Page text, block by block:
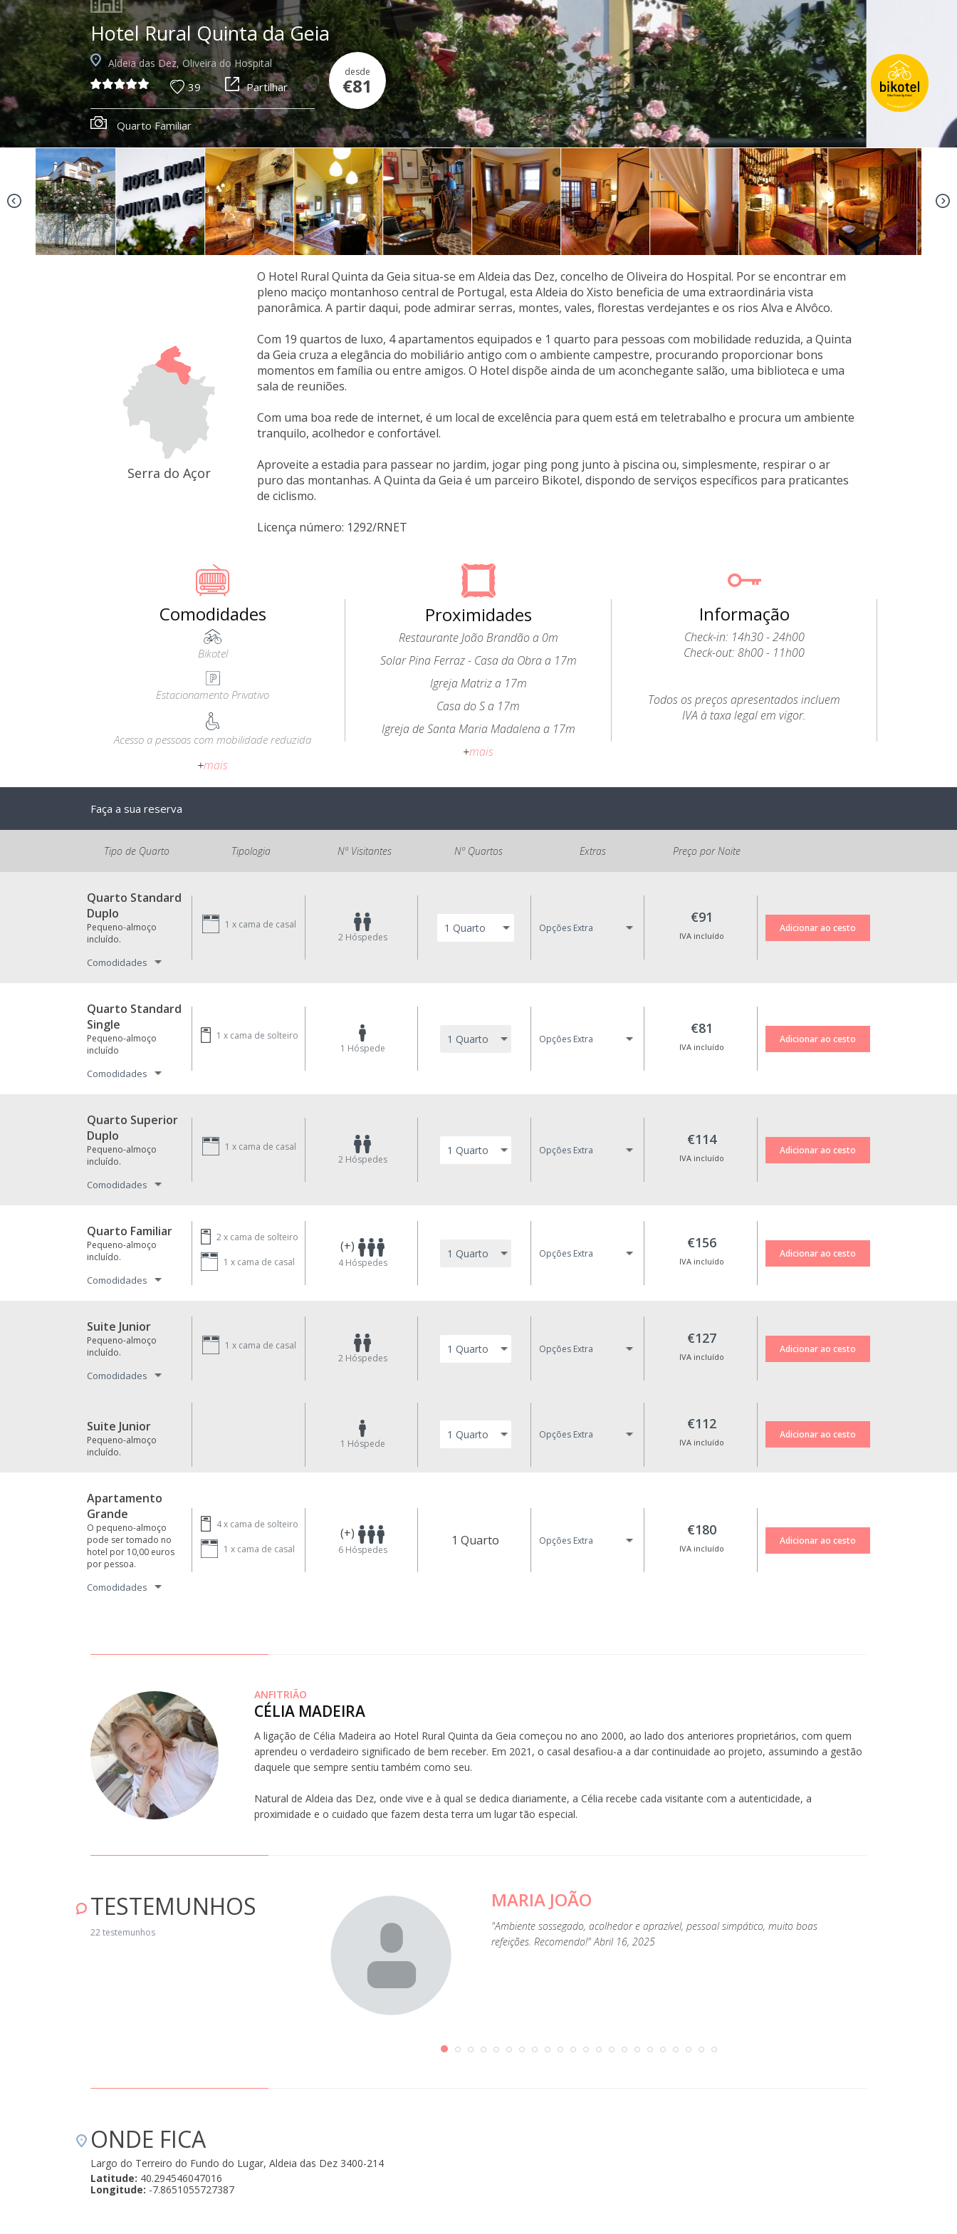
+18
Hotel Rural Quinta da Geia
Aldeia das Dez, Oliveira do Hospital
39 Partilhar
desde
€81
Hotel Rural Quinta da Geia
Serra do Açor
O Hotel Rural Quinta da Geia situa-se em Aldeia das Dez, concelho de Oliveira do Hospital. Por se encontrar em
pleno maciço montanhoso central de Portugal, esta Aldeia do Xisto beneficia de uma extraordinária vista
panorâmica. A partir daqui, pode admirar serras, montes, vales, florestas verdejantes e os rios Alva e Alvôco.
Com 19 quartos de luxo, 4 apartamentos equipados e 1 quarto para pessoas com mobilidade reduzida, a Quinta
da Geia cruza a elegância do mobiliário antigo com o ambiente campestre, procurando proporcionar bons
momentos em família ou entre amigos. O Hotel dispõe ainda de um aconchegante salão, uma biblioteca e uma
sala de reuniões.
Com uma boa rede de internet, é um local de excelência para quem está em teletrabalho e procura um ambiente
tranquilo, acolhedor e confortável.
Aproveite a estadia para passear no jardim, jogar ping pong junto à piscina ou, simplesmente, respirar o ar
puro das montanhas. A Quinta da Geia é um parceiro Bikotel, dispondo de serviços específicos para praticantes
de ciclismo.
Licença número: 1292/RNET
Comodidades
Bikotel
Estacionamento Privativo
Acesso a pessoas com mobilidade reduzida
+mais
Proximidades
Restaurante João Brandão a 0m
Solar Pina Ferraz - Casa da Obra a 17m
Igreja Matriz a 17m
Casa do S a 17m
Igreja de Santa Maria Madalena a 17m
+mais
Informação
Check-in: 14h30 - 24h00
Check-out: 8h00 - 11h00
Todos os preços apresentados incluem
IVA à taxa legal em vigor.
Faça a sua reserva
Tipo de Quarto Tipologia Nº Visitantes Nº Quartos Extras Preço por Noite
Quarto Standard
Duplo
Pequeno-almoço
incluído.
Comodidades
1 x cama de casal
2 Hóspedes
Opções Extra
€91
IVA incluído
Quarto Standard
Single
Pequeno-almoço
incluído
Comodidades
1 x cama de solteiro
1 Hóspede
Opções Extra
€81
IVA incluído
Quarto Superior
Duplo
Pequeno-almoço
incluído.
Comodidades
1 x cama de casal
2 Hóspedes
Opções Extra
€114
IVA incluído
Quarto Familiar
Pequeno-almoço
incluído.
Comodidades
2 x cama de solteiro
1 x cama de casal
(+)
4Hóspedes
Opções Extra
€156
IVA incluído
Suite Junior
Pequeno-almoço
incluído.
Comodidades
1 x cama de casal
2 Hóspedes
Opções Extra
€127
IVA incluído
Suite Junior
Pequeno-almoço
incluído.
1 Hóspede
Opções Extra
€112
IVA incluído
Apartamento
Grande
O pequeno-almoço
pode ser tomado no
hotel por 10,00 euros
por pessoa.
Comodidades
4 x cama de solteiro
1 x cama de casal
(+)
6 Hóspedes
1 Quarto Opções Extra
€180
IVA incluído
ANFITRIÃO
CÉLIA MADEIRA
A ligação de Célia Madeira ao Hotel Rural Quinta da Geia começou no ano 2000, ao lado dos anteriores proprietários, com quem
aprendeu o verdadeiro significado de bem receber. Em 2021, o casal desafiou-a a dar continuidade ao projeto, assumindo a gestão
daquele que sempre sentiu também como seu.
Natural de Aldeia das Dez, onde vive e à qual se dedica diariamente, a Célia recebe cada visitante com a autenticidade, a
proximidade e o cuidado que fazem desta terra um lugar tão especial.
TESTEMUNHOS
22 testemunhos
é charmoso, tem uma decoração que lembra os as casas senhoriais;
MARIA JOÃO
"Ambiente sossegado, acolhedor e aprazível, pessoal simpático, muito boas
refeições. Recomendo!" Abril 16, 2025
ONDE FICA
Largo do Terreiro do Fundo do Lugar, Aldeia das Dez 3400-214
Latitude: 40.294546047016
Longitude: -7.8651055727387